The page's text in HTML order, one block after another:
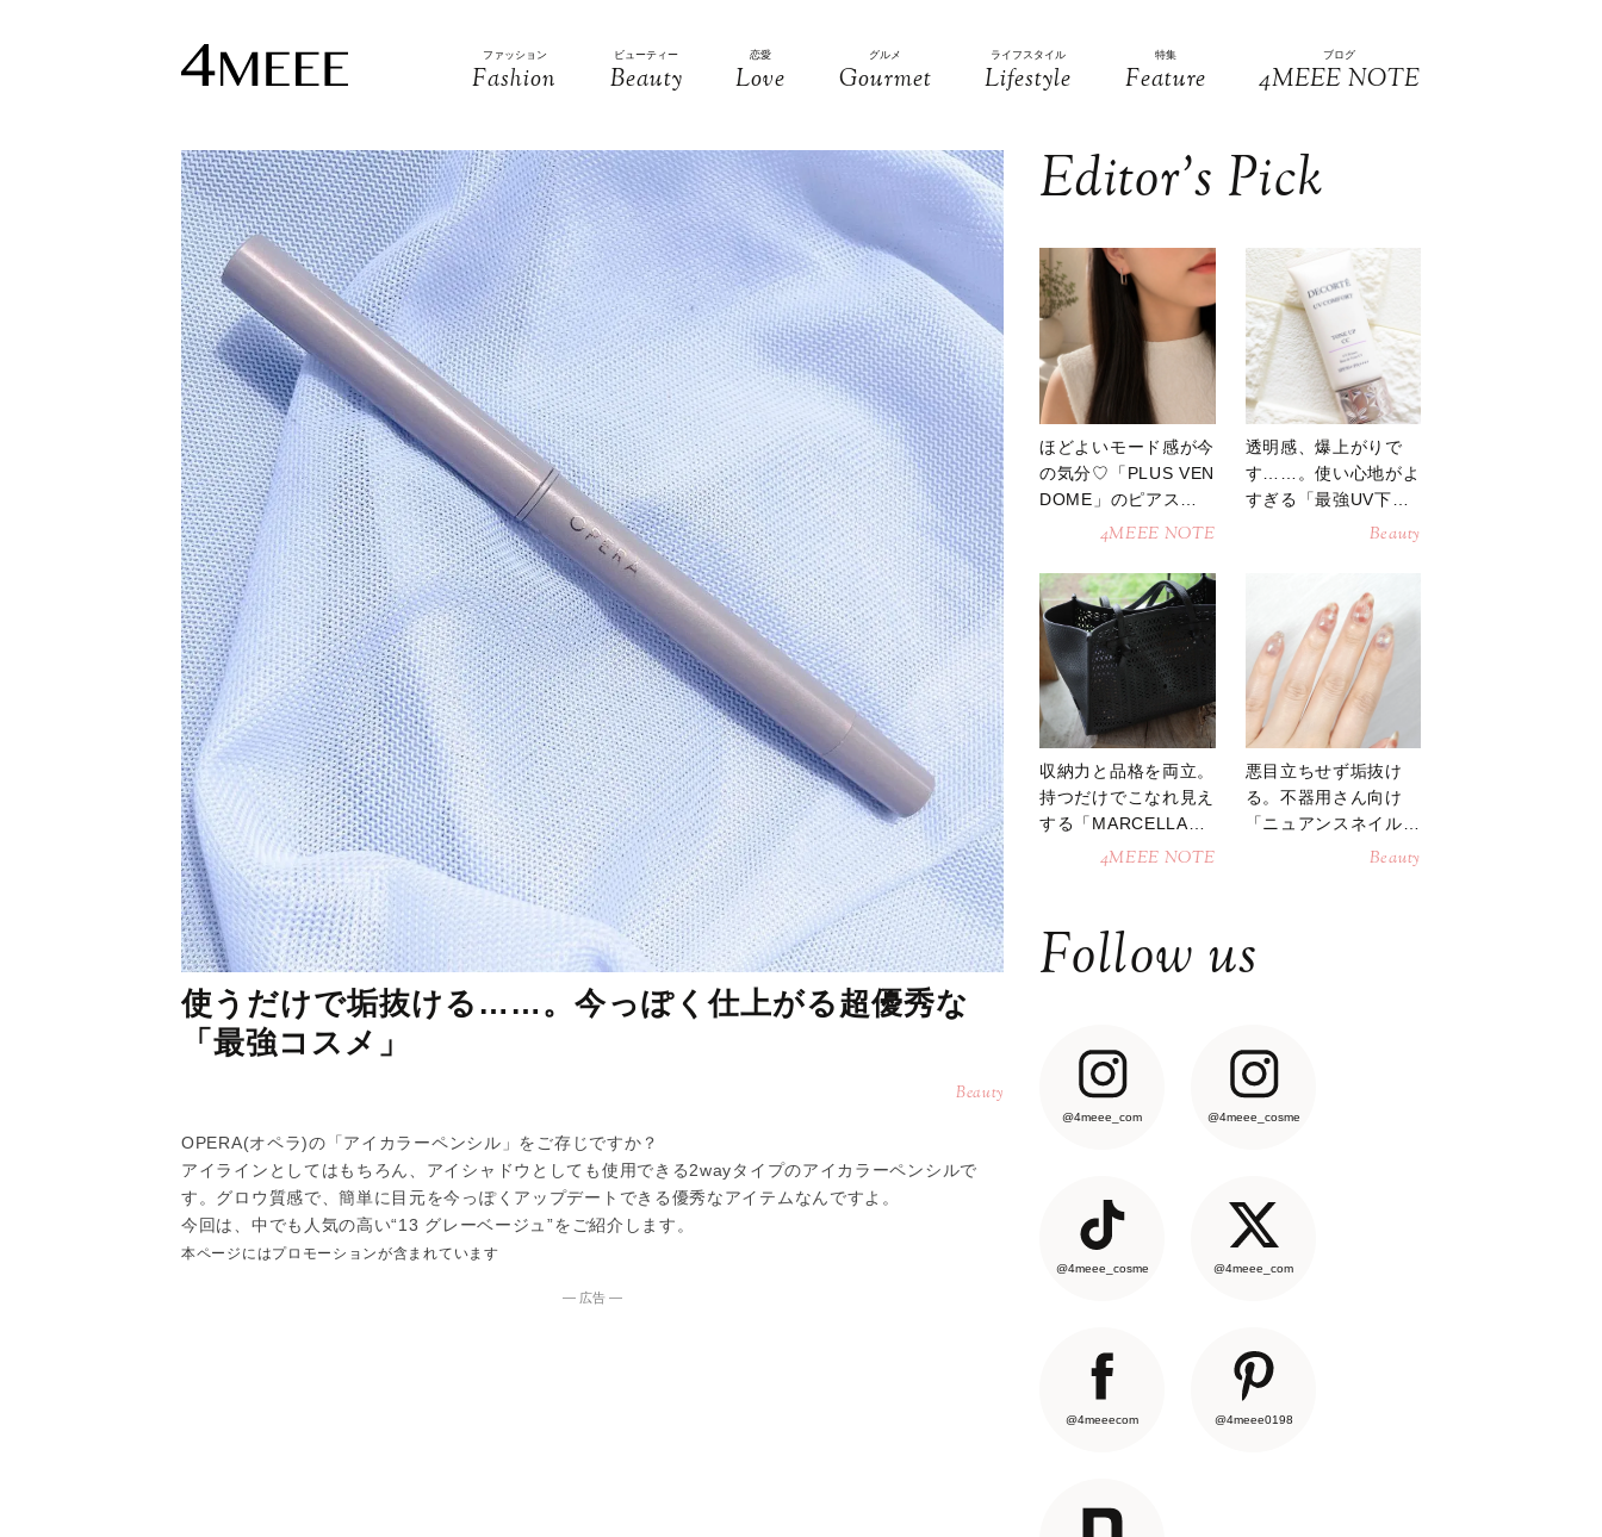
ファッション
Fashion
ビューティー
Beauty
恋愛
Love
グルメ
Gourmet
ライフスタイル
Lifestyle
特集
Feature
ブログ
4MEEE NOTE
使うだけで垢抜ける……。今っぽく仕上がる超優秀な
「最強コスメ」
Beauty
OPERA(オペラ)の「アイカラーペンシル」をご存じですか？
アイラインとしてはもちろん、アイシャドウとしても使用できる2wayタイプのアイカラーペンシルで
す。グロウ質感で、簡単に目元を今っぽくアップデートできる優秀なアイテムなんですよ。
今回は、中でも人気の高い“13 グレーベージュ”をご紹介します。
本ページにはプロモーションが含まれています
― 広告 ―
Editor’s Pick
ほどよいモード感が今
の気分♡「PLUS VEN
DOME」のピアスが
4MEEE NOTE
透明感、爆上がりで
す……。使い心地がよ
すぎる「最強UV下
Beauty
収納力と品格を両立。
持つだけでこなれ見え
する「MARCELLAト
ートバッグ」4MEEE NOTE
悪目立ちせず垢抜け
る。不器用さん向け
「ニュアンスネイル」
Beauty
Follow us
@4meee_com @4meee_cosme
@4meee_cosme @4meee_com
@4meeecom @4meee0198